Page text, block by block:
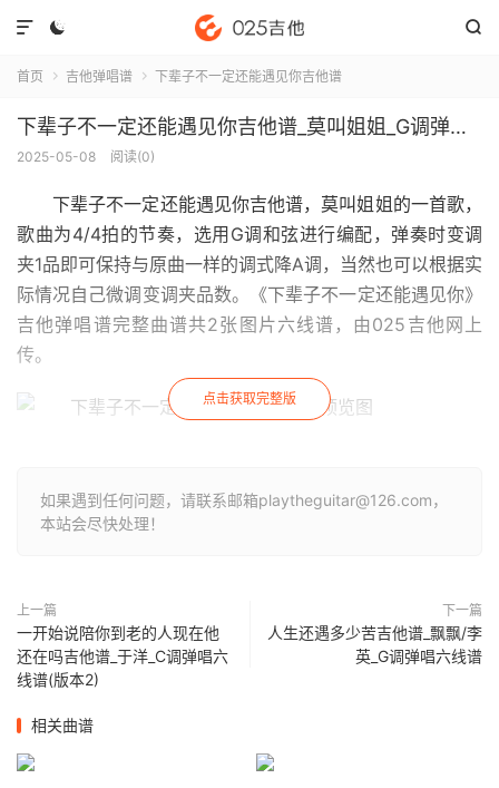
 

首页  吉他弹唱谱  下辈子不一定还能遇见你吉他谱
下辈子不一定还能遇见你吉他谱_莫叫姐姐_G调弹唱六线谱(版本3)
2025-05-08 阅读(0)
下辈子不一定还能遇见你吉他谱，莫叫姐姐的一首歌，
歌曲为4/4拍的节奏，选用G调和弦进行编配，弹奏时变调
夹1品即可保持与原曲一样的调式降A调，当然也可以根据实
际情况自己微调变调夹品数。《下辈子不一定还能遇见你》
吉他弹唱谱完整曲谱共2张图片六线谱，由025吉他网上
传。
点击获取完整版
如果遇到任何问题，请联系邮箱playtheguitar@126.com，
本站会尽快处理！
上一篇
一开始说陪你到老的人现在他
还在吗吉他谱_于洋_C调弹唱六
线谱(版本2)
下一篇
人生还遇多少苦吉他谱_飘飘/李
英_G调弹唱六线谱
相关曲谱